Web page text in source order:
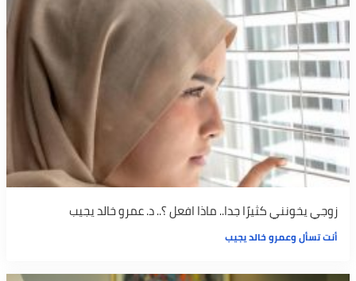
زوجي يخونني كثيرًا جدا.. ماذا افعل ؟.. د. عمرو خالد يجيب
أنت تسأل وعمرو خالد يجيب